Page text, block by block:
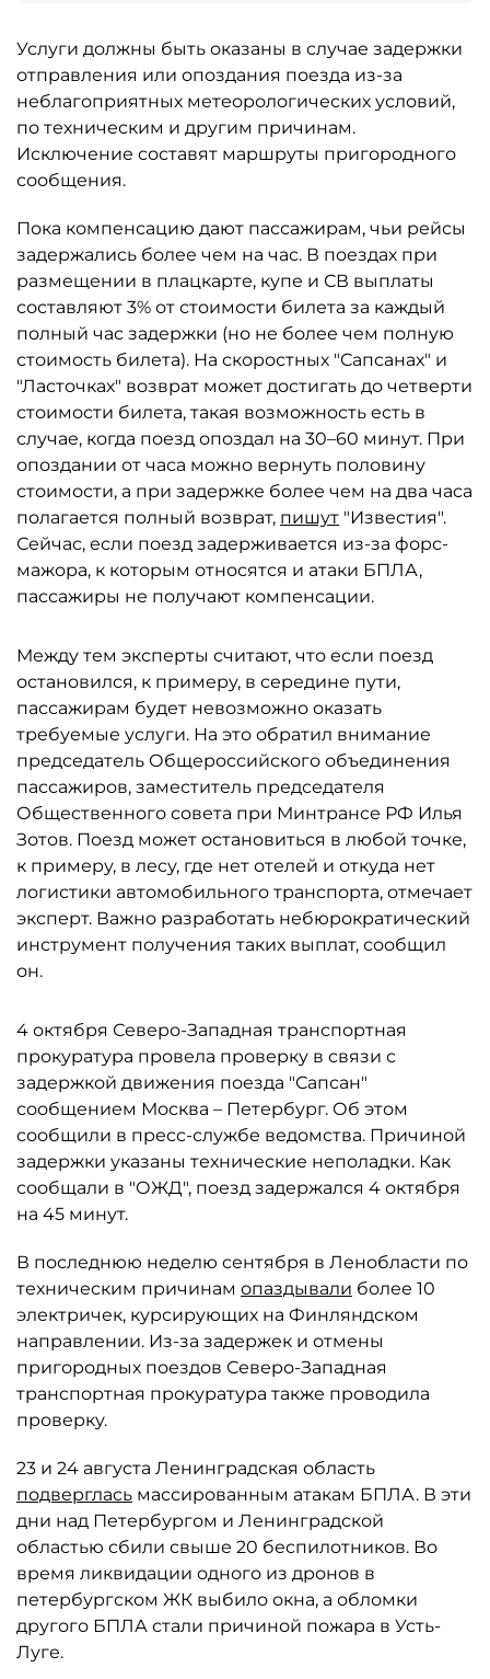
Услуги должны быть оказаны в случае задержки
отправления или опоздания поезда из-за
неблагоприятных метеорологических условий,
по техническим и другим причинам.
Исключение составят маршруты пригородного
сообщения.
Пока компенсацию дают пассажирам, чьи рейсы
задержались более чем на час. В поездах при
размещении в плацкарте, купе и СВ выплаты
составляют 3% от стоимости билета за каждый
полный час задержки (но не более чем полную
стоимость билета). На скоростных "Сапсанах" и
"Ласточках" возврат может достигать до четверти
стоимости билета, такая возможность есть в
случае, когда поезд опоздал на 30–60 минут. При
опоздании от часа можно вернуть половину
стоимости, а при задержке более чем на два часа
полагается полный возврат, пишут "Известия".
Сейчас, если поезд задерживается из-за форс-
мажора, к которым относятся и атаки БПЛА,
пассажиры не получают компенсации.
Между тем эксперты считают, что если поезд
остановился, к примеру, в середине пути,
пассажирам будет невозможно оказать
требуемые услуги. На это обратил внимание
председатель Общероссийского объединения
пассажиров, заместитель председателя
Общественного совета при Минтрансе РФ Илья
Зотов. Поезд может остановиться в любой точке,
к примеру, в лесу, где нет отелей и откуда нет
логистики автомобильного транспорта, отмечает
эксперт. Важно разработать небюрократический
инструмент получения таких выплат, сообщил
он.
4 октября Северо-Западная транспортная
прокуратура провела проверку в связи с
задержкой движения поезда "Сапсан"
сообщением Москва – Петербург. Об этом
сообщили в пресс-службе ведомства. Причиной
задержки указаны технические неполадки. Как
сообщали в "ОЖД", поезд задержался 4 октября
на 45 минут.
В последнюю неделю сентября в Ленобласти по
техническим причинам опаздывали более 10
электричек, курсирующих на Финляндском
направлении. Из-за задержек и отмены
пригородных поездов Северо-Западная
транспортная прокуратура также проводила
проверку.
23 и 24 августа Ленинградская область
подверглась массированным атакам БПЛА. В эти
дни над Петербургом и Ленинградской
областью сбили свыше 20 беспилотников. Во
время ликвидации одного из дронов в
петербургском ЖК выбило окна, а обломки
другого БПЛА стали причиной пожара в Усть-
Луге.